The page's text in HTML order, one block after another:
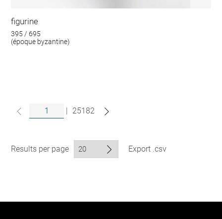
figurine
395 / 695
(époque byzantine)
| 25182
Results per page Export .csv